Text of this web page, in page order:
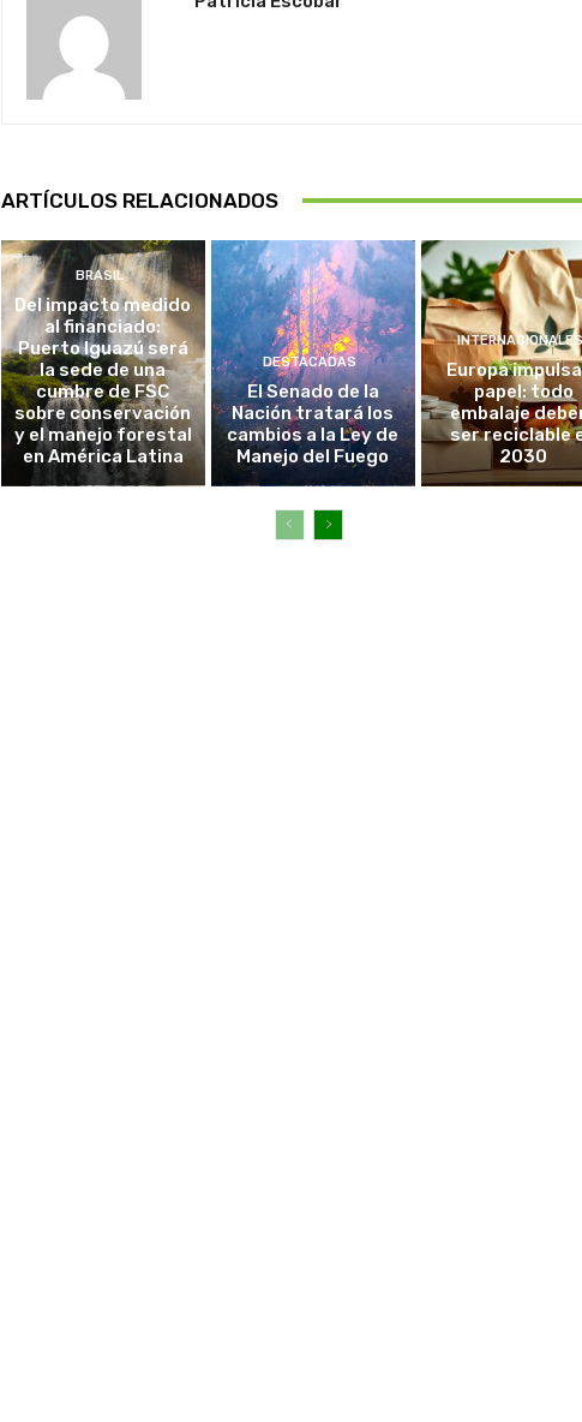
ARTÍCULOS RELACIONADOS
BRASIL
Del impacto medido
al financiado:
Puerto Iguazú será
la sede de una
cumbre de FSC
sobre conservación
y el manejo forestal
en América Latina
DESTACADAS
El Senado de la
Nación tratará los
cambios a la Ley de
Manejo del Fuego
Europa
papel: todo
embalaje
ser reciclable
2030